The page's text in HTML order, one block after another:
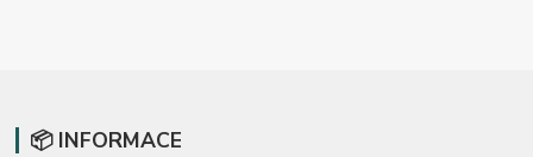
📦 INFORMACE